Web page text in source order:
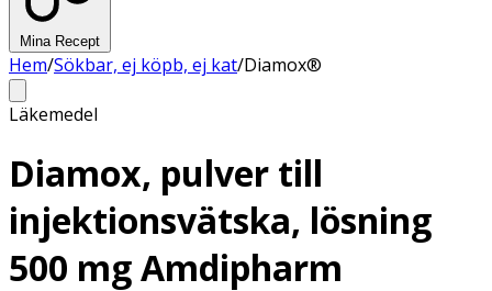
Mina Recept
Hem/Sökbar, ej köpb, ej kat/Diamox®
Läkemedel
Diamox, pulver till
injektionsvätska, lösning
500 mg Amdipharm